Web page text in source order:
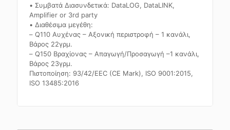
• Συμβατά Διασυνδετικά: DataLOG, DataLINK,
Amplifier or 3rd party
• Διαθέσιμα μεγέθη:
– Q110 Αυχένας – Αξονική περιστροφή – 1 κανάλι,
Βάρος 22γρμ.
– Q150 Βραχίονας – Απαγωγή/Προσαγωγή –1 κανάλι,
Βάρος 23γρμ.
Πιστοποίηση: 93/42/EEC (CE Mark), ISO 9001:2015,
ISO 13485:2016